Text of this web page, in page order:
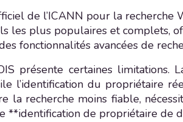
de l’ICANN pour la recherche
les plus populaires et complets,
fonctionnalités avancées de
présente certaines limitations.
l’identification du propriétaire
la recherche moins fiable,
**identification de propriétaire de